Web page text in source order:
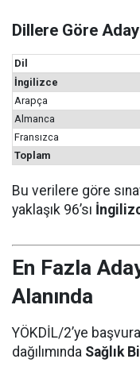
Dillere Göre Aday
Dil
İngilizce
Arapça
Almanca
Fransızca
Toplam
Bu verilere göre
yaklaşık 96’sı
En Fazla
Alanında
YÖKDİL/2’ye
dağılımında Sağlık